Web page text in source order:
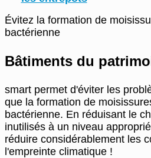
Évitez la formation de
bactérienne
Bâtiments du
smart permet d'éviter les
que la formation de
bactérienne. En réduisant le
inutilisés à un niveau
réduire considérablement les
l'empreinte climatique !